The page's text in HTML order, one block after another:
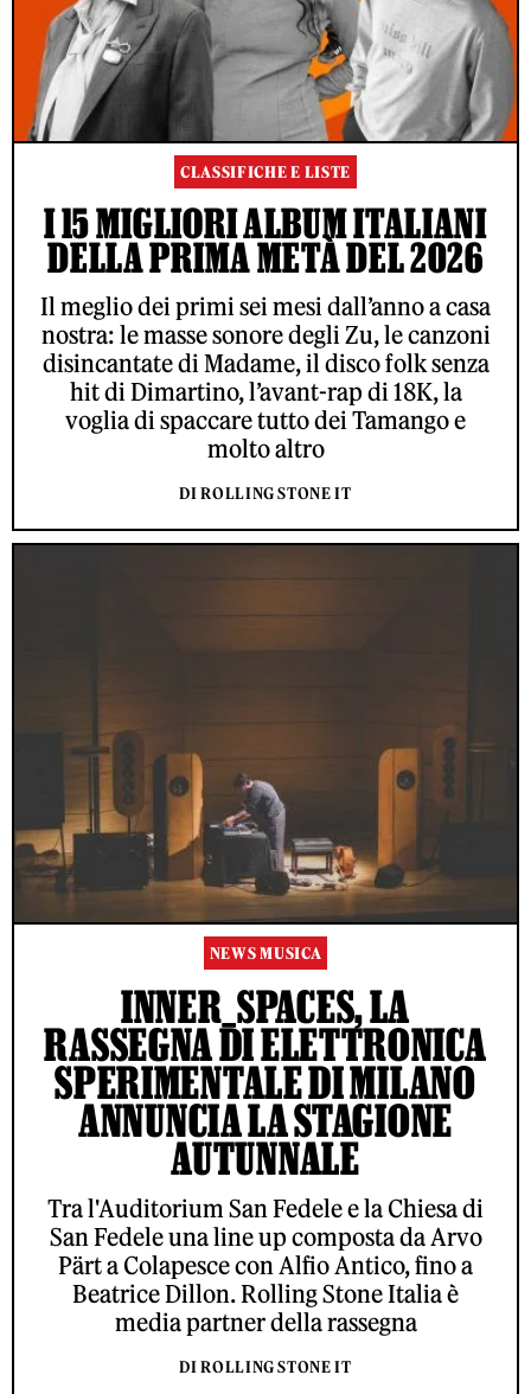
CLASSIFICHE E LISTE
I 15 MIGLIORI ALBUM ITALIANI
DELLA PRIMA METÀ DEL 2026
Il meglio dei primi sei mesi dall’anno a casa
nostra: le masse sonore degli Zu, le canzoni
disincantate di Madame, il disco folk senza
hit di Dimartino, l’avant-rap di 18K, la
voglia di spaccare tutto dei Tamango e
molto altro
DI ROLLING STONE IT
NEWS MUSICA
INNER_SPACES, LA
RASSEGNA DI ELETTRONICA
SPERIMENTALE DI MILANO
ANNUNCIA LA STAGIONE
AUTUNNALE
Tra l'Auditorium San Fedele e la Chiesa di
San Fedele una line up composta da Arvo
Pärt a Colapesce con Alfio Antico, fino a
Beatrice Dillon. Rolling Stone Italia è
media partner della rassegna
DI ROLLING STONE IT